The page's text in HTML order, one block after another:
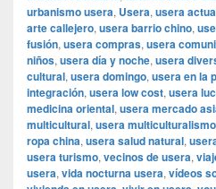
urbanismo usera, Usera, usera
arte callejero, usera barrio chino,
fusión, usera compras, usera
niños, usera día y noche, usera
cultural, usera domingo, usera en la
integración, usera low cost, usera
medicina oriental, usera mercado
multicultural, usera multiculturalismo
ropa china, usera salud natural,
usera turismo, vecinos de usera,
usera, vida nocturna usera, vídeos